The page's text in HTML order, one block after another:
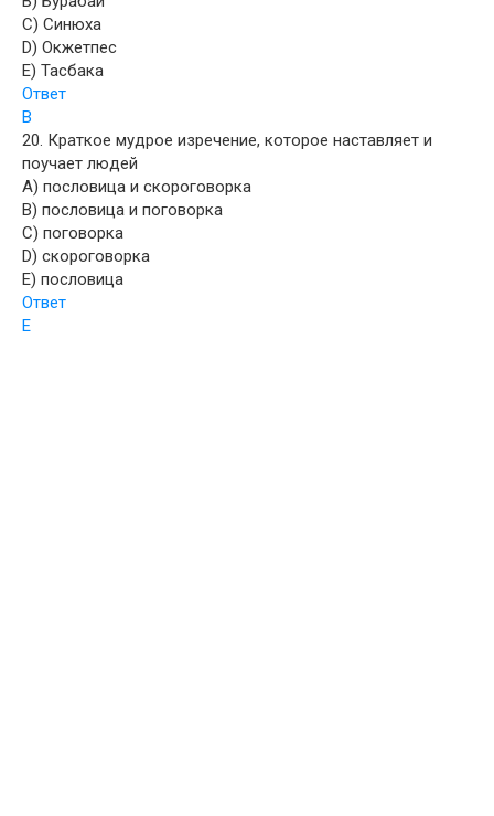
C) Синюха
D) Окжетпес
E) Тасбака
Ответ
B
20. Краткое мудрое изречение, которое наставляет и
поучает людей
A) пословица и скороговорка
B) пословица и поговорка
C) поговорка
D) скороговорка
E) пословица
Ответ
E